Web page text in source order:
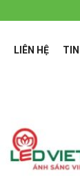
LIÊN HỆ